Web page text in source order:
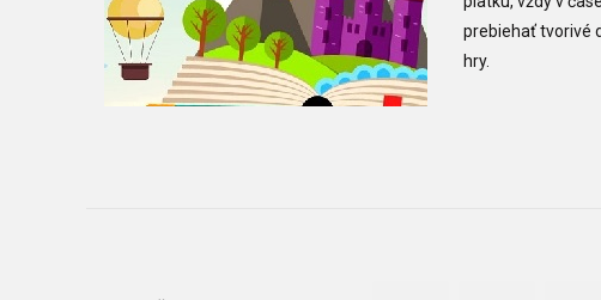
prebiehať tvorivé
hry.